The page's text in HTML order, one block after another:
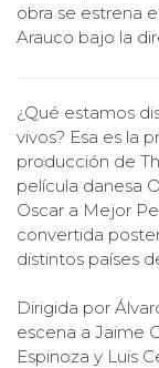
obra se estrena
Arauco bajo la
¿Qué estamos
vivos? Esa es la
producción de
película danesa
Oscar a Mejor
convertida
distintos países
Dirigida por
escena a Jaime
Espinoza y Luis